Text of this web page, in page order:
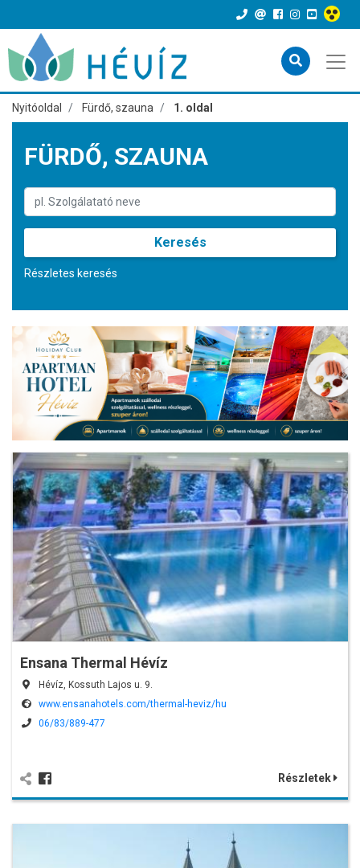
Nyitóoldal Fürdő, szauna 1. oldal
FÜRDŐ, SZAUNA
Keresés
Részletes keresés
Ensana Thermal Hévíz
Hévíz, Kossuth Lajos u. 9.
www.ensanahotels.com/thermal-heviz/hu
06/83/889-477
Részletek